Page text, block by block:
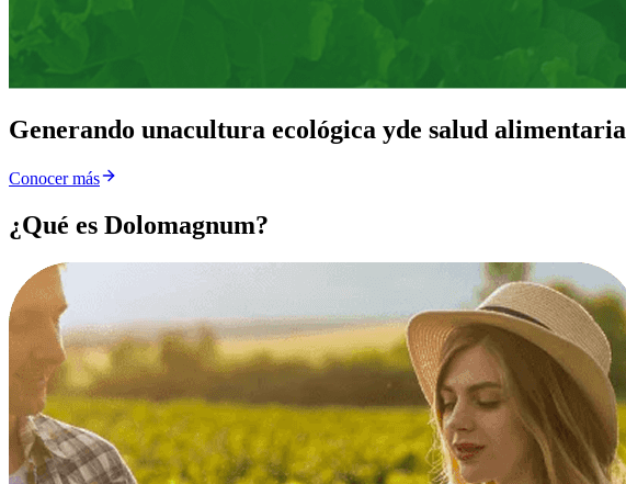
Generando unacultura ecológica yde salud alimentaria
Conocer más
¿Qué es Dolomagnum?